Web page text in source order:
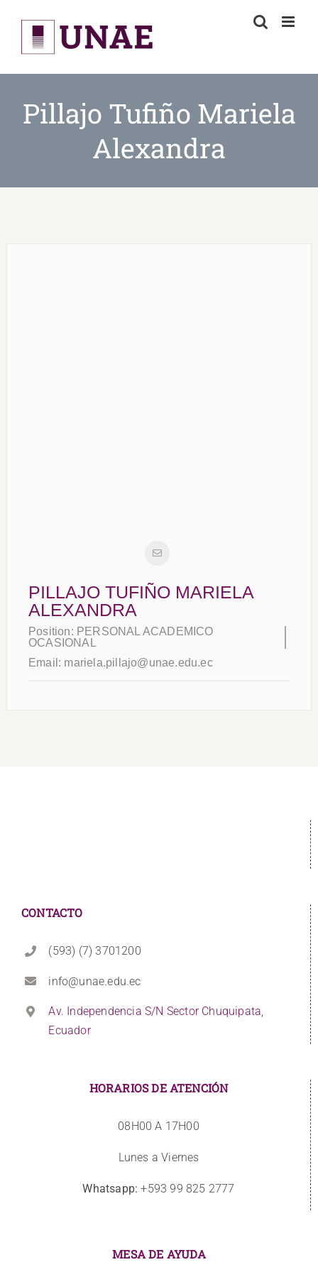
content
Pillajo Tufiño Mariela
Alexandra
PILLAJO TUFIÑO MARIELA
ALEXANDRA
Position: PERSONAL ACADEMICO
OCASIONAL
Email: mariela.pillajo@unae.edu.ec
CONTACTO
(593) (7) 3701200
info@unae.edu.ec
Av. Independencia S/N Sector Chuquipata,
Ecuador
HORARIOS DE ATENCIÓN
08H00 A 17H00
Lunes a Viernes
Whatsapp: +593 99 825 2777
MESA DE AYUDA